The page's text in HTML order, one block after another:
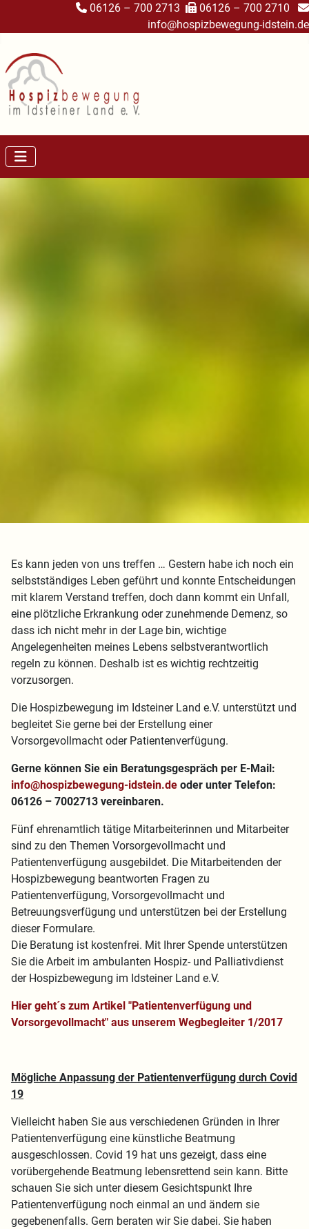
06126 – 700 2713
06126 – 700 2710
info@hospizbewegung-idstein.de
Es kann jeden von uns treffen … Gestern habe ich noch ein
selbstständiges Leben geführt und konnte Entscheidungen
mit klarem Verstand treffen, doch dann kommt ein Unfall,
eine plötzliche Erkrankung oder zunehmende Demenz, so
dass ich nicht mehr in der Lage bin, wichtige
Angelegenheiten meines Lebens selbstverantwortlich
regeln zu können. Deshalb ist es wichtig rechtzeitig
vorzusorgen.
Die Hospizbewegung im Idsteiner Land e.V. unterstützt und
begleitet Sie gerne bei der Erstellung einer
Vorsorgevollmacht oder Patientenverfügung.
Gerne können Sie ein Beratungsgespräch per E-Mail:
info@hospizbewegung-idstein.de oder unter Telefon:
06126 – 7002713 vereinbaren.
Fünf ehrenamtlich tätige Mitarbeiterinnen und Mitarbeiter
sind zu den Themen Vorsorgevollmacht und
Patientenverfügung ausgebildet. Die Mitarbeitenden der
Hospizbewegung beantworten Fragen zu
Patientenverfügung, Vorsorgevollmacht und
Betreuungsverfügung und unterstützen bei der Erstellung
dieser Formulare.
Die Beratung ist kostenfrei. Mit Ihrer Spende unterstützen
Sie die Arbeit im ambulanten Hospiz- und Palliativdienst
der Hospizbewegung im Idsteiner Land e.V.
Hier geht´s zum Artikel "Patientenverfügung und
Vorsorgevollmacht" aus unserem Wegbegleiter 1/2017
Mögliche Anpassung der Patientenverfügung durch Covid
19
Vielleicht haben Sie aus verschiedenen Gründen in Ihrer
Patientenverfügung eine künstliche Beatmung
ausgeschlossen. Covid 19 hat uns gezeigt, dass eine
vorübergehende Beatmung lebensrettend sein kann. Bitte
schauen Sie sich unter diesem Gesichtspunkt Ihre
Patientenverfügung noch einmal an und ändern sie
gegebenenfalls. Gern beraten wir Sie dabei. Sie haben